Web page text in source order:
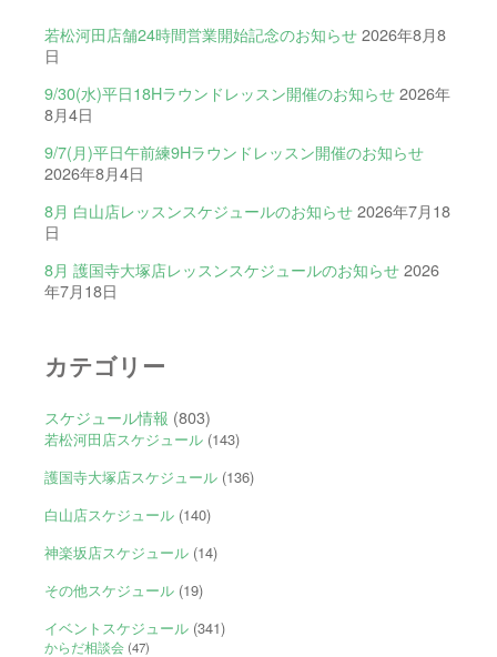
若松河田店舗24時間営業開始記念のお知らせ 2026年8月8
日
9/30(水)平日18Hラウンドレッスン開催のお知らせ 2026年
8月4日
9/7(月)平日午前練9Hラウンドレッスン開催のお知らせ
2026年8月4日
8月 白山店レッスンスケジュールのお知らせ 2026年7月18
日
8月 護国寺大塚店レッスンスケジュールのお知らせ 2026
年7月18日
カテゴリー
スケジュール情報 (803)
若松河田店スケジュール(143)
護国寺大塚店スケジュール(136)
白山店スケジュール(140)
神楽坂店スケジュール(14)
その他スケジュール(19)
イベントスケジュール(341)
からだ相談会(47)